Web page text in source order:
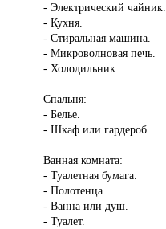
- Электрический чайник.
- Кухня.
- Стиральная машина.
- Микроволновая печь.
- Холодильник.
Спальня:
- Белье.
- Шкаф или гардероб.
Ванная комната:
- Туалетная бумага.
- Полотенца.
- Ванна или душ.
- Туалет.